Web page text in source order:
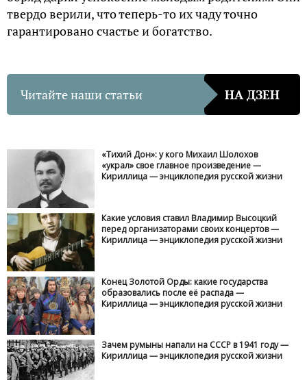
твердо верили, что теперь-то их чаду точно
гарантировано счастье и богатство.
Читайте наши статьи НА ДЗЕН
«Тихий Дон»: у кого Михаил Шолохов
«украл» свое главное произведение —
Кириллица — энциклопедия русской жизни
Какие условия ставил Владимир Высоцкий
перед организаторами своих концертов —
Кириллица — энциклопедия русской жизни
Конец Золотой Орды: какие государства
образовались после её распада —
Кириллица — энциклопедия русской жизни
Зачем румыны напали на СССР в 1941 году —
Кириллица — энциклопедия русской жизни